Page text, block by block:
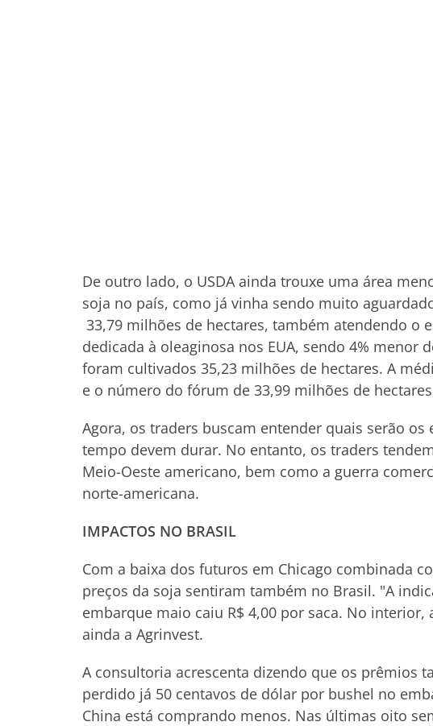
De outro lado, o USDA ainda trouxe uma área
soja no país, como já vinha sendo muito
33,79 milhões de hectares, também atendendo o
dedicada à oleaginosa nos EUA, sendo 4% menor
foram cultivados 35,23 milhões de hectares. A
e o número do fórum de 33,99 milhões de
Agora, os traders buscam entender quais serão
tempo devem durar. No entanto, os traders
Meio-Oeste americano, bem como a guerra
norte-americana.
IMPACTOS NO BRASIL
Com a baixa dos futuros em Chicago combinada
preços da soja sentiram também no Brasil. "A
embarque maio caiu R$ 4,00 por saca. No
ainda a Agrinvest.
A consultoria acrescenta dizendo que os prêmios
perdido já 50 centavos de dólar por bushel no
China está comprando menos. Nas últimas oito